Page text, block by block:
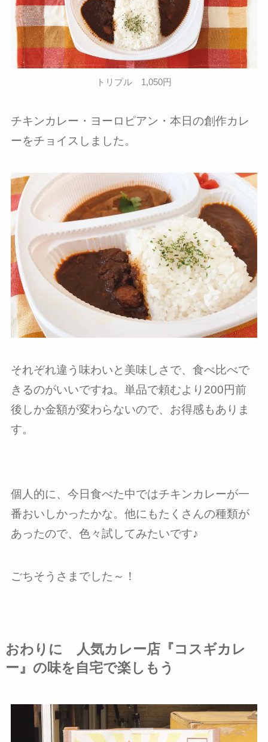
トリプル 1,050円
チキンカレー・ヨーロピアン・本日の創作カレ
ーをチョイスしました。
それぞれ違う味わいと美味しさで、食べ比べで
きるのがいいですね。単品で頼むより200円前
後しか金額が変わらないので、お得感もありま
す。
個人的に、今日食べた中ではチキンカレーが一
番おいしかったかな。他にもたくさんの種類が
あったので、色々試してみたいです♪
ごちそうさまでした～！
おわりに 人気カレー店『コスギカレ
ー』の味を自宅で楽しもう